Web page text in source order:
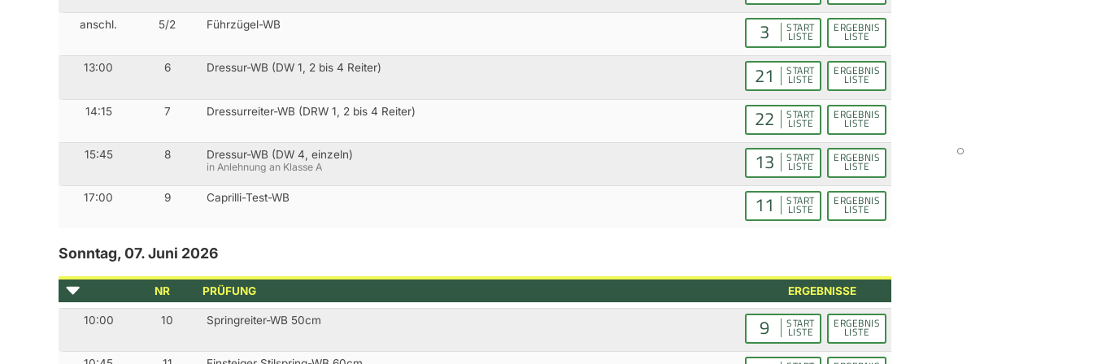
anschl. 5/2 Führzügel-WB 3 START
LISTE
ERGEBNIS
LISTE
13:00 6 Dressur-WB (DW 1, 2 bis 4 Reiter) 21 START
LISTE
ERGEBNIS
LISTE
14:15 7 Dressurreiter-WB (DRW 1, 2 bis 4 Reiter) 22 START
LISTE
ERGEBNIS
LISTE
15:45 8 Dressur-WB (DW 4, einzeln)
in Anlehnung an Klasse A 13 START
LISTE
ERGEBNIS
LISTE
17:00 9 Caprilli-Test-WB 11 START
LISTE
ERGEBNIS
LISTE
Sonntag, 07. Juni 2026
NR PRÜFUNG ERGEBNISSE
10:00 10 Springreiter-WB 50cm 9 START
LISTE
ERGEBNIS
LISTE